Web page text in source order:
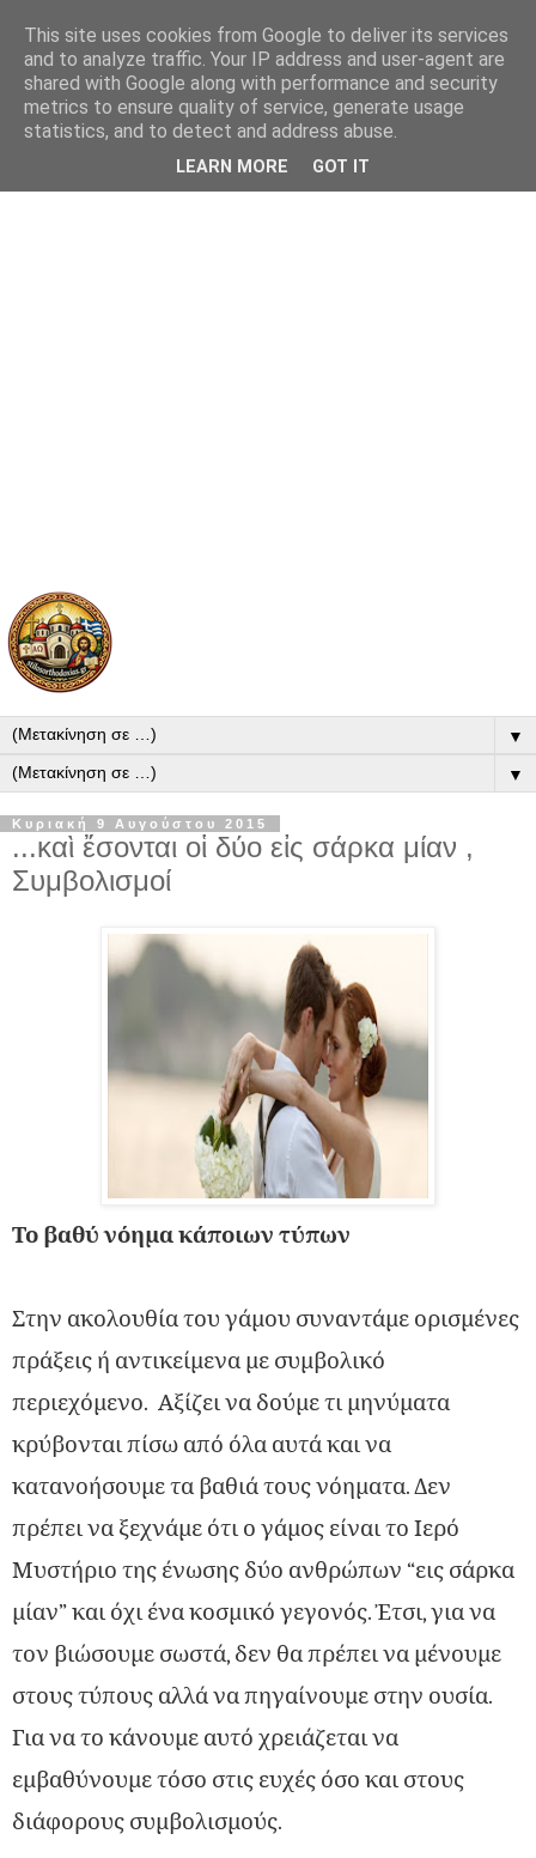
▼
▼
Κυριακή 9 Αυγούστου 2015
...καὶ ἔσονται οἱ δύο εἰς σάρκα μίαν ,
Συμβολισμοί
Το βαθύ νόημα κάποιων τύπων
Στην ακολουθία του γάμου συναντάμε ορισμένες
πράξεις ή αντικείμενα με συμβολικό
περιεχόμενο. Αξίζει να δούμε τι μηνύματα
κρύβονται πίσω από όλα αυτά και να
κατανοήσουμε τα βαθιά τους νόηματα. Δεν
πρέπει να ξεχνάμε ότι ο γάμος είναι το Ιερό
Μυστήριο της ένωσης δύο ανθρώπων “εις σάρκα
μίαν” και όχι ένα κοσμικό γεγονός. Ἐτσι, για να
τον βιώσουμε σωστά, δεν θα πρέπει να μένουμε
στους τύπους αλλά να πηγαίνουμε στην ουσία.
Για να το κάνουμε αυτό χρειάζεται να
εμβαθύνουμε τόσο στις ευχές όσο και στους
διάφορους συμβολισμούς.
This site uses cookies from Google to deliver its services
and to analyze traffic. Your IP address and user-agent are
shared with Google along with performance and security
metrics to ensure quality of service, generate usage
statistics, and to detect and address abuse.
LEARN MORE GOT IT